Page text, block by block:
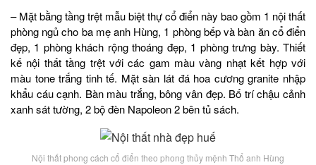
– Mặt bằng tầng trệt mẫu biệt thự cổ điển này bao gồm 1 nội thất
phòng ngủ cho ba mẹ anh Hùng, 1 phòng bếp và bàn ăn cổ điển
đẹp, 1 phòng khách rộng thoáng đẹp, 1 phòng trưng bày. Thiết
kế nội thất tầng trệt với các gam màu vàng nhạt kết hợp với
màu tone trắng tinh tế. Mặt sàn lát đá hoa cương granite nhập
khẩu cáu cạnh. Bàn màu trắng, bông vân đẹp. Bố trí chậu cảnh
xanh sát tường, 2 bộ đèn Napoleon 2 bên tủ sách.
Nội thất phong cách cổ điển theo phong thủy mệnh Thổ anh Hùng